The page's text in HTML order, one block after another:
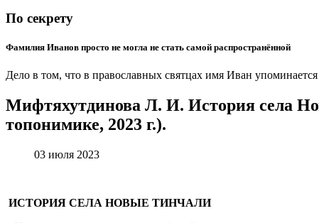
По секрету
Фамилия Иванов просто не могла не стать самой распространённой
Дело в том, что в православных святцах имя Иван
Мифтяхутдинова Л. И. История села
топонимике, 2023 г.).
03 июля 2023
ИСТОРИЯ СЕЛА НОВЫЕ ТИНЧАЛИ